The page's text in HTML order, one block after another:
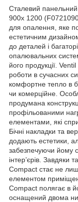
Сталевий
900x 1200
для опалення, яке
естетичним
до деталей і
опалювальних
його продукції.
роботи в сучасних
комфортне тепло в
чи комерційне.
продумана
профільованими
елементами, які
Бічні накладки та
додають естетики,
забезпечуючи йому
інтер’єрів.
Compact стає не
елементом
Compact полягає в
оснащений двома